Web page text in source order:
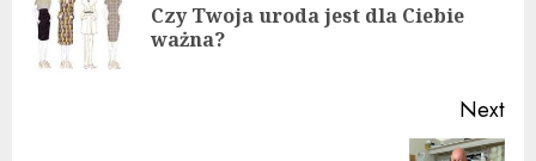
Czy Twoja uroda jest dla Ciebie
ważna?
Next